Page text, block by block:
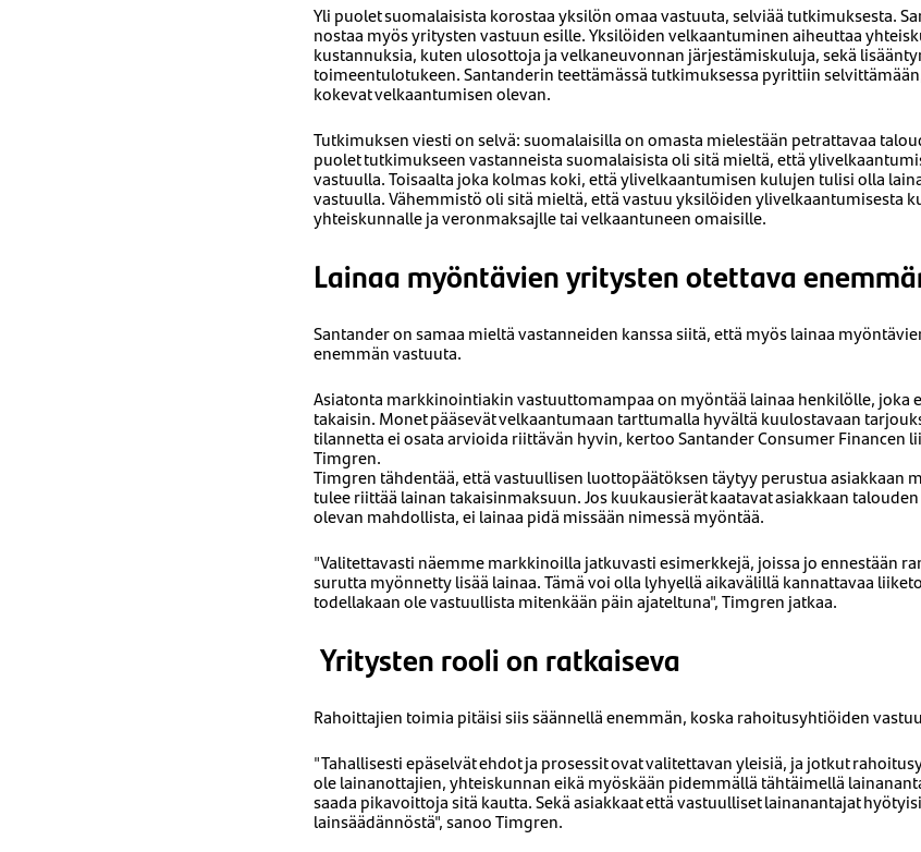
​​​​​Yli puolet suomalaisista korostaa yksilön omaa vastuuta, selviää tutkimuksesta.
nostaa myös yritysten vastuun esille. Yksilöiden velkaantuminen aiheuttaa
kustannuksia, kuten ulosottoja ja velkaneuvonnan järjestämiskuluja, sekä
toimeentulotukeen. Santanderin teettämässä tutkimuksessa pyrittiin
kokevat velkaantumisen olevan.
Tutkimuksen viesti on selvä: suomalaisilla on omasta mielestään petrattavaa
puolet tutkimukseen vastanneista suomalaisista oli sitä mieltä, että
vastuulla. Toisaalta joka kolmas koki, että ylivelkaantumisen kulujen tulisi olla
vastuulla. Vähemmistö oli sitä mieltä, että vastuu yksilöiden ylivelkaantumisesta
yhteiskunnalle ja veronmaksajlle tai velkaantuneen omaisille.
Lainaa myöntävien yritysten otettava
Santander on samaa mieltä vastanneiden kanssa siitä, että myös lainaa
enemmän vastuuta.
Asiatonta markkinointiakin vastuuttomampaa on myöntää lainaa henkilölle, joka
takaisin. Monet pääsevät velkaantumaan tarttumalla hyvältä kuulostavaan
tilannetta ei osata arvioida riittävän hyvin, kertoo Santander Consumer Financen
Timgren.
Timgren tähdentää, että vastuullisen luottopäätöksen täytyy perustua asiakkaan
tulee riittää lainan takaisinmaksuun. Jos kuukausierät kaatavat asiakkaan
olevan mahdollista, ei lainaa pidä missään nimessä myöntää.
"Valitettavasti näemme markkinoilla jatkuvasti esimerkkejä, joissa jo ennestään
surutta myönnetty lisää lainaa. Tämä voi olla lyhyellä aikavälillä kannattavaa
todellakaan ole vastuullista mitenkään päin ajateltuna", Timgren jatkaa.
Yritysten rooli on ratkaiseva
Rahoittajien toimia pitäisi siis säännellä enemmän, koska rahoitusyhtiöiden
"Tahallisesti epäselvät ehdot ja prosessit ovat valitettavan yleisiä, ja jotkut
ole lainanottajien, yhteiskunnan eikä myöskään pidemmällä tähtäimellä
saada pikavoittoja sitä kautta. Sekä asiakkaat että vastuulliset lainanantajat
lainsäädännöstä", sanoo Timgren.